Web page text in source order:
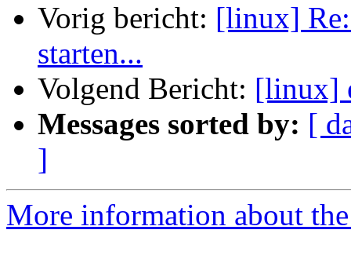
Vorig bericht: [linux] Re:
starten...
Volgend Bericht: [linux]
Messages sorted by: [
]
More information about